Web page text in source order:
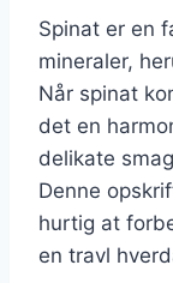
Spinat er en
mineraler,
Når spinat
det en
delikate
Denne
hurtig at
en travl